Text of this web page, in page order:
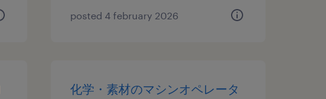
posted 4 february 2026
化学・素材のマシンオペレータ